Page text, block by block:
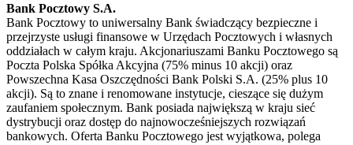
Bank Pocztowy S.A.
Bank Pocztowy to uniwersalny Bank świadczący bezpieczne i
przejrzyste usługi finansowe w Urzędach Pocztowych i własnych
oddziałach w całym kraju. Akcjonariuszami Banku Pocztowego są
Poczta Polska Spółka Akcyjna (75% minus 10 akcji) oraz
Powszechna Kasa Oszczędności Bank Polski S.A. (25% plus 10
akcji). Są to znane i renomowane instytucje, cieszące się dużym
zaufaniem społecznym. Bank posiada największą w kraju sieć
dystrybucji oraz dostęp do najnowocześniejszych rozwiązań
bankowych. Oferta Banku Pocztowego jest wyjątkowa, polega